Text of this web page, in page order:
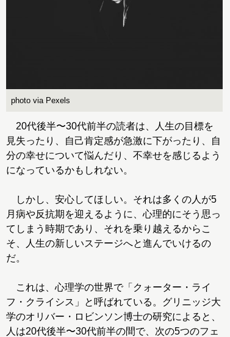
photo via Pexels
20代後半〜30代前半の読者は、人生の目標を
見失ったり、自己肯定感が急激に下がったり、自
分の幸せについて悩んだり、不幸せを感じるよう
になっているかもしれない。
しかし、安心してほしい。それは多くの人が5
月病や反抗期を迎えるように、心理的にそう思っ
てしまう時期であり、それを乗り越えるからこ
そ、人生の新しいステージへと進んでいけるの
だ。
これは、心理学の世界で「クォーター・ライ
フ・クライシス」と呼ばれている。グリニッジ大
学のオリバー・ロビンソン博士の研究によると、
人は20代後半〜30代前半の間で、次の5つのフェ